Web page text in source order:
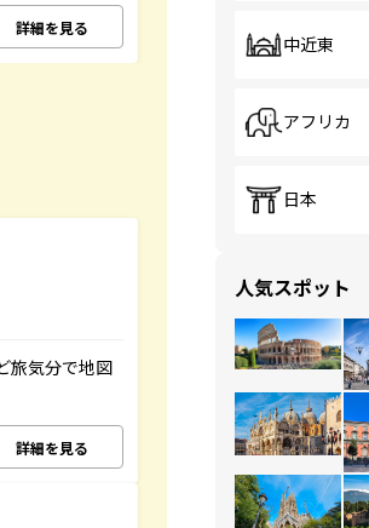
詳細を見る
旅気分で地図
詳細を見る
中近東
アフリカ
日本
人気スポット